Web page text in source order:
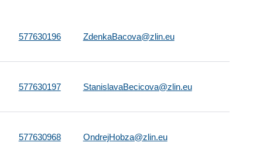
577630196 ZdenkaBacova@zlin.eu
577630197 StanislavaBecicova@zlin.eu
577630968 OndrejHobza@zlin.eu